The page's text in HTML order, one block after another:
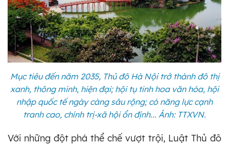
Mục tiêu đến năm 2035, Thủ đô Hà Nội trở thành đô thị
xanh, thông minh, hiện đại; hội tụ tinh hoa văn hóa, hội
nhập quốc tế ngày càng sâu rộng; có năng lực cạnh
tranh cao, chính trị-xã hội ổn định... Ảnh: TTXVN.
Với những đột phá thể chế vượt trội, Luật Thủ đô